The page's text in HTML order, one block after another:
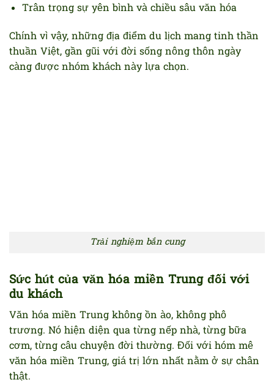
Trân trọng sự yên bình và chiều sâu văn hóa
Chính vì vậy, những địa điểm du lịch mang tinh thần
thuần Việt, gần gũi với đời sống nông thôn ngày
càng được nhóm khách này lựa chọn.
Trải nghiệm bắn cung
Sức hút của văn hóa miền Trung đối với
du khách
Văn hóa miền Trung không ồn ào, không phô
trương. Nó hiện diện qua từng nếp nhà, từng bữa
cơm, từng câu chuyện đời thường. Đối với hóm mê
văn hóa miền Trung, giá trị lớn nhất nằm ở sự chân
thật.